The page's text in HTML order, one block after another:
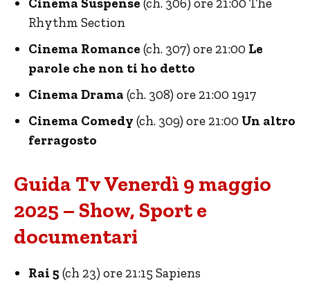
Rhythm Section
Cinema Romance (ch. 307) ore 21:00 Le
parole che non ti ho detto
Cinema Drama (ch. 308) ore 21:00 1917
Cinema Comedy (ch. 309) ore 21:00 Un altro
ferragosto
Guida Tv Venerdì 9 maggio
2025 – Show, Sport e
documentari
Rai 5 (ch 23) ore 21:15 Sapiens